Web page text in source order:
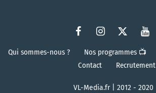
Qui sommes-nous ? Nos programmes 📺
Contact
Recrutement
VL-Media.fr | 2012 - 2020